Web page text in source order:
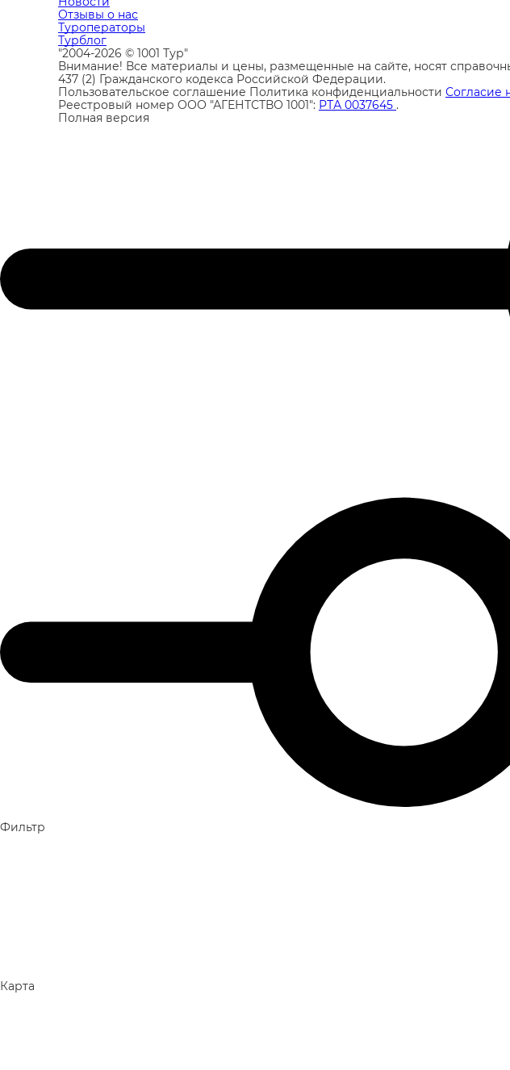
Отзывы о нас
Туроператоры
Турблог
"2004-2026 © 1001 Тур"
Внимание! Все материалы и цены, размещенные на сайте, носят
437 (2) Гражданского кодекса Российской Федерации.
Пользовательское соглашение Политика конфиденциальности Согласие
Реестровый номер ООО "АГЕНТСТВО 1001": РТА 0037645 .
Полная версия
Фильтр
Карта